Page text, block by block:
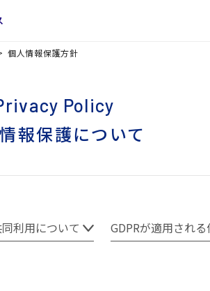
個人情報保護方針
Policy
報保護について
利用について GDPRが適用され